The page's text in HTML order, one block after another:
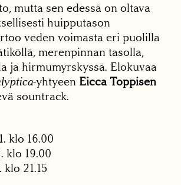
mutta sen edessä on oltava
huipputason
veden voimasta eri puolilla
merenpinnan tasolla,
ja hirmumyrskyssä. Elokuvaa
-yhtyeen Eicca Toppisen
sountrack.
klo 16.00
klo 19.00
klo 21.15